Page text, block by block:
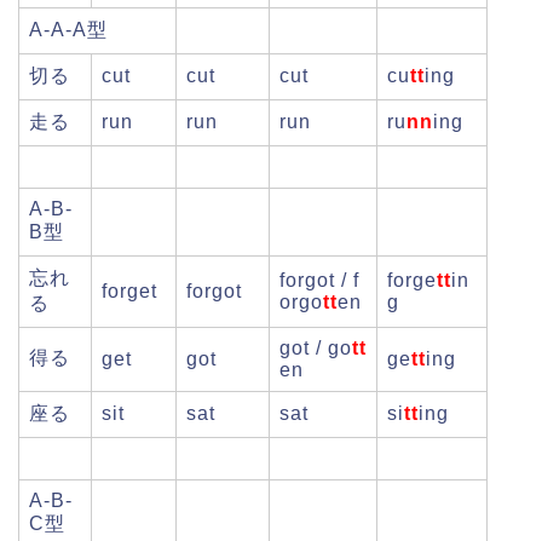
A-A-A型
切る cut cut cut cutting
走る run run run running
A-B-
B型
忘れ
る
forget forgot
forgot / f
orgotten
forgettin
g
得る get got
got / gott
en
getting
座る sit sat sat sitting
A-B-
C型